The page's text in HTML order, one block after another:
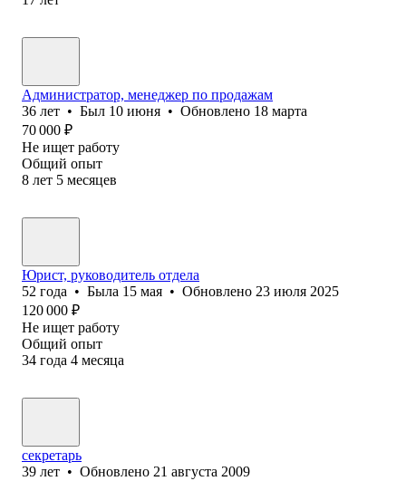
Администратор, менеджер по продажам
36 лет • Был 10 июня • Обновлено 18 марта
70 000 ₽
Не ищет работу
Общий опыт
8 лет 5 месяцев
Юрист, руководитель отдела
52 года • Была 15 мая • Обновлено 23 июля 2025
120 000 ₽
Не ищет работу
Общий опыт
34 года 4 месяца
секретарь
39 лет • Обновлено 21 августа 2009